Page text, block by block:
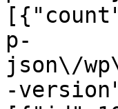
p-
json\/
-